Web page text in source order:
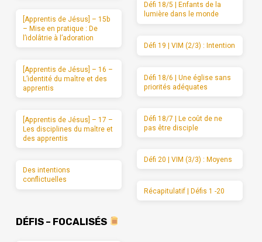
[Apprentis de Jésus] – 15b
– Mise en pratique : De
l’idolâtrie à l’adoration
[Apprentis de Jésus] – 16 –
L’identité du maître et des
apprentis
[Apprentis de Jésus] – 17 –
Les disciplines du maître et
des apprentis
Des intentions
conflictuelles
Défi 18/5 | Enfants de la
lumière dans le monde
Défi 19 | VIM (2/3) : Intention
Défi 18/6 | Une église sans
priorités adéquates
Défi 18/7 | Le coût de ne
pas être disciple
Défi 20 | VIM (3/3) : Moyens
Récapitulatif | Défis 1 -20
DÉFIS – FOCALISÉS